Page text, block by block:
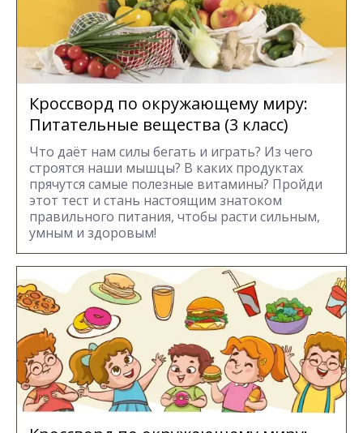
Кроссворд по окружающему миру:
Питательные вещества (3 класс)
Что даёт нам силы бегать и играть? Из чего
строятся наши мышцы? В каких продуктах
прячутся самые полезные витамины? Пройди
этот тест и стань настоящим знатоком
правильного питания, чтобы расти сильным,
умным и здоровым!